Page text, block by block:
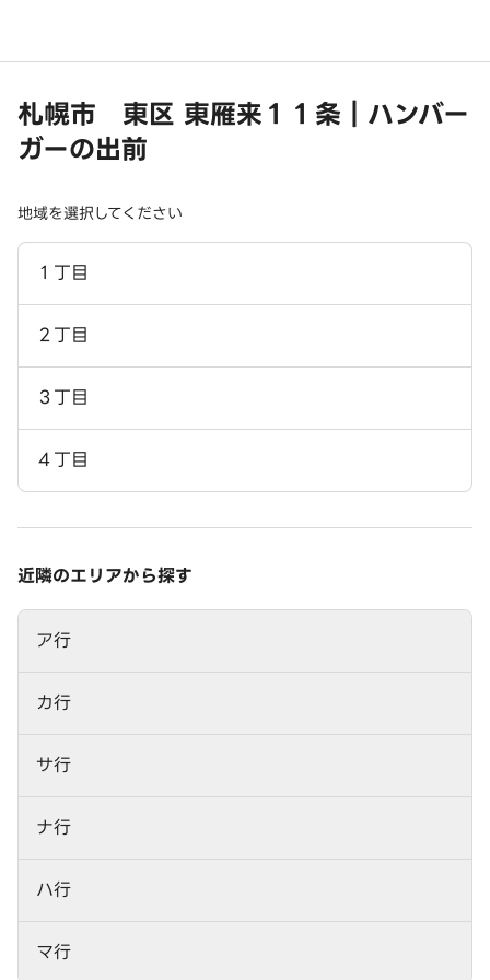
札幌市 東区 東雁来１１条｜ハンバー
ガーの出前
地域を選択してください
１丁目
２丁目
３丁目
４丁目
近隣のエリアから探す
ア行
カ行
サ行
ナ行
ハ行
マ行